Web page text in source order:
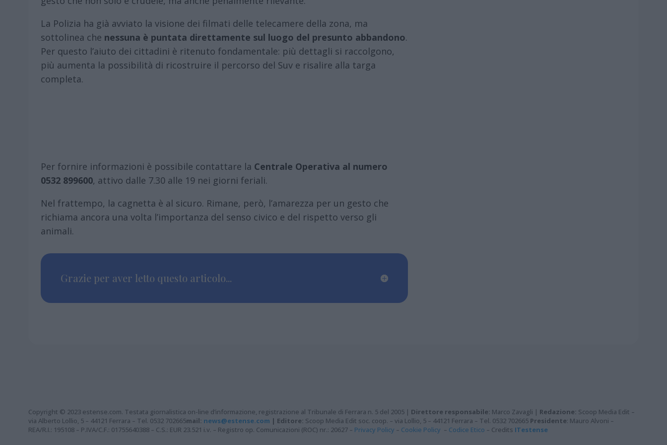
La Polizia ha già avviato la visione dei filmati delle telecamere della zona, ma
sottolinea che nessuna è puntata direttamente sul luogo del presunto abbandono.
Per questo l’aiuto dei cittadini è ritenuto fondamentale: più dettagli si raccolgono,
più aumenta la possibilità di ricostruire il percorso del Suv e risalire alla targa
completa.
Per fornire informazioni è possibile contattare la Centrale Operativa al numero
0532 899600, attivo dalle 7.30 alle 19 nei giorni feriali.
Nel frattempo, la cagnetta è al sicuro. Rimane, però, l’amarezza per un gesto che
richiama ancora una volta l’importanza del senso civico e del rispetto verso gli
animali.
Grazie per aver letto questo articolo...
Copyright © 2023 estense.com. Testata giornalistica on-line d’informazione, registrazione al Tribunale di Ferrara n. 5 del 2005 | Direttore responsabile: Marco Zavagli | Redazione: Scoop Media Edit –
via Alberto Lollio, 5 – 44121 Ferrara – Tel. 0532 702665mail: news@estense.com | Editore: Scoop Media Edit soc. coop. – via Lollio, 5 – 44121 Ferrara – Tel. 0532 702665 Presidente: Mauro Alvoni –
REA/R.I.: 195108 – P.IVA/C.F.: 01755640388 – C.S.: EUR 23.521 i.v. – Registro op. Comunicazioni (ROC) nr.: 20627 – Privacy Policy – Cookie Policy – Codice Etico – Credits ITestense